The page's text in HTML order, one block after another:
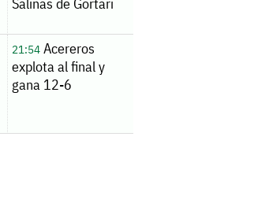
Salinas de Gortari
21:54Acereros
explota al final y
gana 12-6